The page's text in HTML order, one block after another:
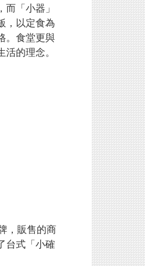
「小器」
，以定食為
。食堂更與
的理念。
，販售的商
台式「小確